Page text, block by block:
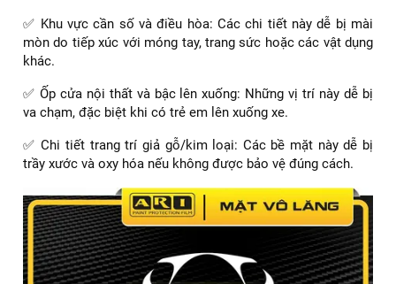
✅ Khu vực cần số và điều hòa: Các chi tiết này dễ bị mài
mòn do tiếp xúc với móng tay, trang sức hoặc các vật dụng
khác.
✅ Ốp cửa nội thất và bậc lên xuống: Những vị trí này dễ bị
va chạm, đặc biệt khi có trẻ em lên xuống xe.
✅ Chi tiết trang trí giả gỗ/kim loại: Các bề mặt này dễ bị
trầy xước và oxy hóa nếu không được bảo vệ đúng cách.